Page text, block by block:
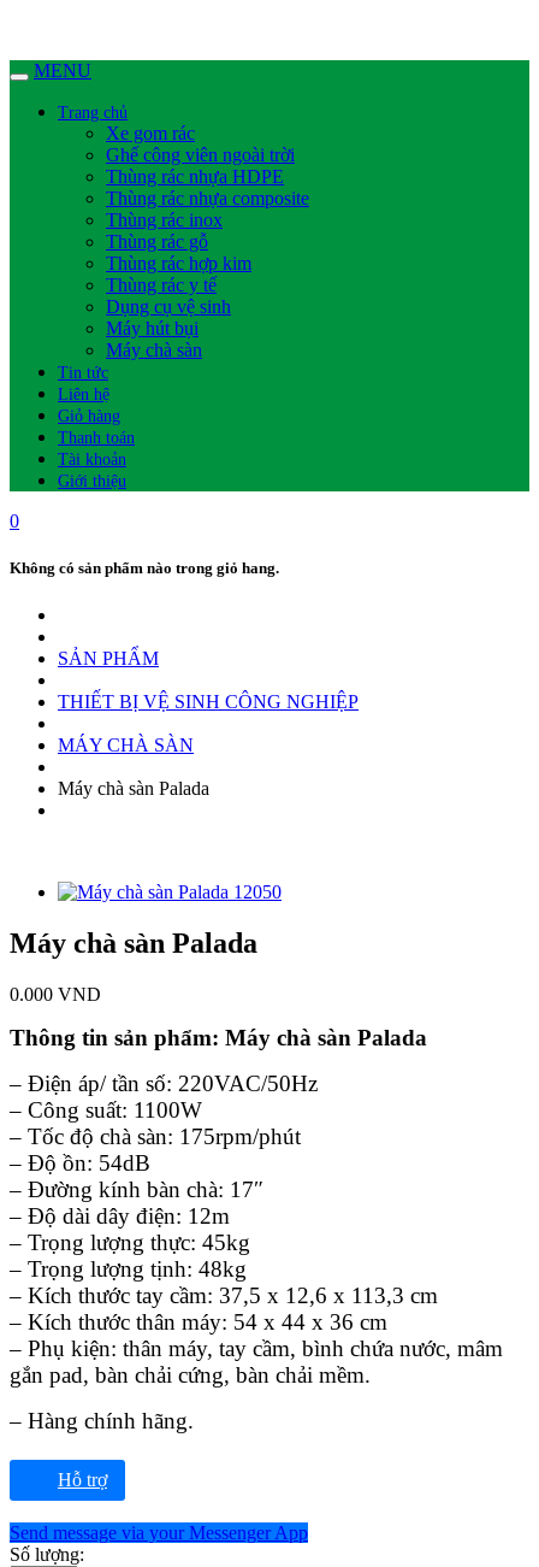
MENU
Trang chủ
Xe gom rác
Ghế công viên ngoài trời
Thùng rác nhựa HDPE
Thùng rác nhựa composite
Thùng rác inox
Thùng rác gỗ
Thùng rác hợp kim
Thùng rác y tế
Dụng cụ vệ sinh
Máy hút bụi
Máy chà sàn
Tin tức
Liên hệ
Giỏ hàng
Thanh toán
Tài khoản
Giới thiệu
0
Không có sản phẩm nào trong giỏ hang.
SẢN PHẨM
THIẾT BỊ VỆ SINH CÔNG NGHIỆP
MÁY CHÀ SÀN
Máy chà sàn Palada
Máy chà sàn Palada
0.000 VND
Thông tin sản phẩm: Máy chà sàn Palada
– Điện áp/ tần số: 220VAC/50Hz
– Công suất: 1100W
– Tốc độ chà sàn: 175rpm/phút
– Độ ồn: 54dB
– Đường kính bàn chà: 17″
– Độ dài dây điện: 12m
– Trọng lượng thực: 45kg
– Trọng lượng tịnh: 48kg
– Kích thước tay cầm: 37,5 x 12,6 x 113,3 cm
– Kích thước thân máy: 54 x 44 x 36 cm
– Phụ kiện: thân máy, tay cầm, bình chứa nước, mâm
gắn pad, bàn chải cứng, bàn chải mềm.
– Hàng chính hãng.
Hỗ trợ
Send message via your Messenger App
Số lượng: